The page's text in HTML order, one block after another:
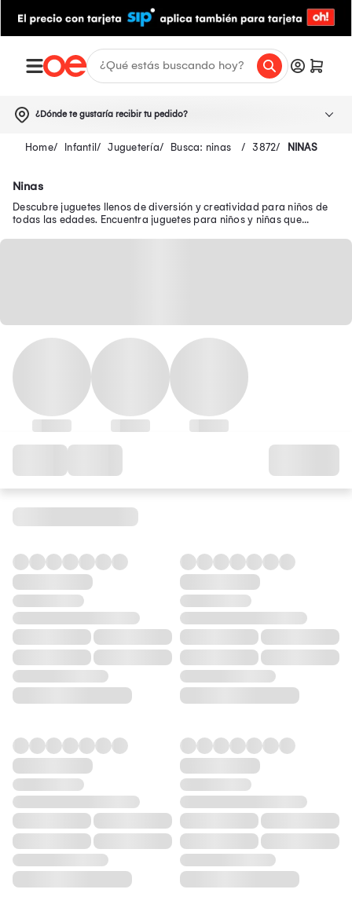
¿Dónde te gustaría recibir tu pedido?
Infantil Juguetería Busca: ninas 3872 NINAS
Ninas
Descubre juguetes llenos de diversión y creatividad para niños de
todas las edades. Encuentra juguetes para niños y niñas que